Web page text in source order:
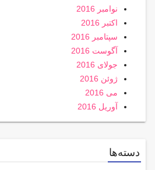
نوامبر 2016
اکتبر 2016
سپتامبر 2016
آگوست 2016
جولای 2016
ژوئن 2016
می 2016
آوریل 2016
دسته‌ها